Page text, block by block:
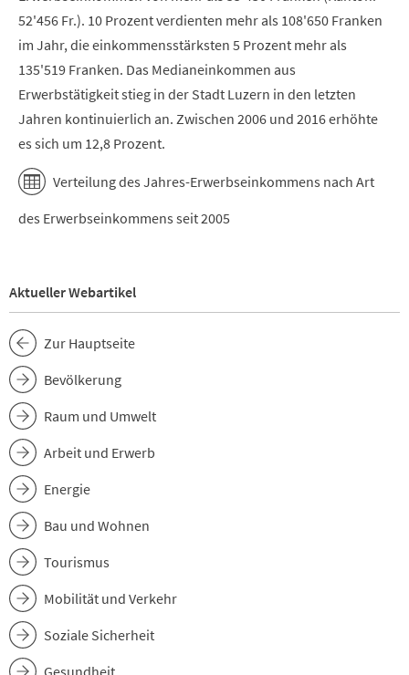
52'456 Fr.). 10 Prozent verdienten mehr als 108'650 Franken
im Jahr, die einkommensstärksten 5 Prozent mehr als
135'519 Franken. Das Medianeinkommen aus
Erwerbstätigkeit stieg in der Stadt Luzern in den letzten
Jahren kontinuierlich an. Zwischen 2006 und 2016 erhöhte
es sich um 12,8 Prozent.
Verteilung des Jahres-Erwerbseinkommens nach Art
des Erwerbseinkommens seit 2005
Aktueller Webartikel
Zur Hauptseite
Bevölkerung
Raum und Umwelt
Arbeit und Erwerb
Energie
Bau und Wohnen
Tourismus
Mobilität und Verkehr
Soziale Sicherheit
Gesundheit